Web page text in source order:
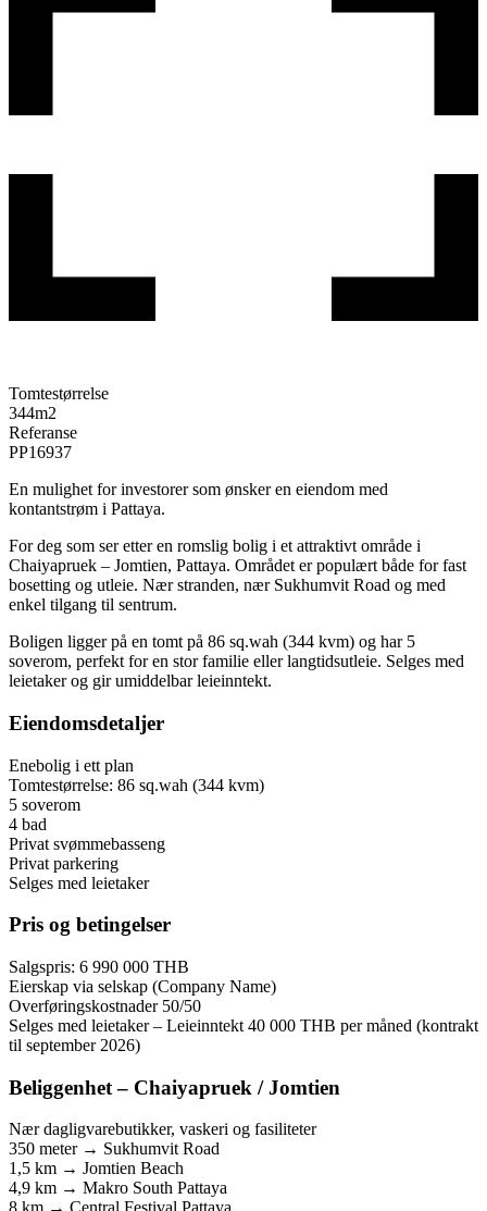
Tomtestørrelse
344m2
Referanse
PP16937
En mulighet for investorer som ønsker en eiendom med
kontantstrøm i Pattaya.
For deg som ser etter en romslig bolig i et attraktivt område i
Chaiyapruek – Jomtien, Pattaya. Området er populært både for fast
bosetting og utleie. Nær stranden, nær Sukhumvit Road og med
enkel tilgang til sentrum.
Boligen ligger på en tomt på 86 sq.wah (344 kvm) og har 5
soverom, perfekt for en stor familie eller langtidsutleie. Selges med
leietaker og gir umiddelbar leieinntekt.
Eiendomsdetaljer
Enebolig i ett plan
Tomtestørrelse: 86 sq.wah (344 kvm)
5 soverom
4 bad
Privat svømmebasseng
Privat parkering
Selges med leietaker
Pris og betingelser
Salgspris: 6 990 000 THB
Eierskap via selskap (Company Name)
Overføringskostnader 50/50
Selges med leietaker – Leieinntekt 40 000 THB per måned (kontrakt
til september 2026)
Beliggenhet – Chaiyapruek / Jomtien
Nær dagligvarebutikker, vaskeri og fasiliteter
350 meter → Sukhumvit Road
1,5 km → Jomtien Beach
4,9 km → Makro South Pattaya